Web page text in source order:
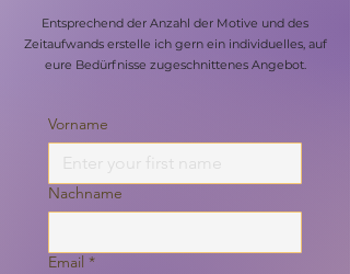
Entsprechend der Anzahl der Motive und des
Zeitaufwands erstelle ich gern ein individuelles, auf
eure Bedürfnisse zugeschnittenes Angebot.
Vorname
Nachname
Email *